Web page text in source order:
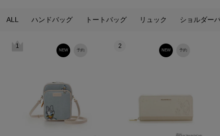
ALL ハンドバッグ トートバッグ リュック ショルダー
1
予約
NEW
2
予約
NEW